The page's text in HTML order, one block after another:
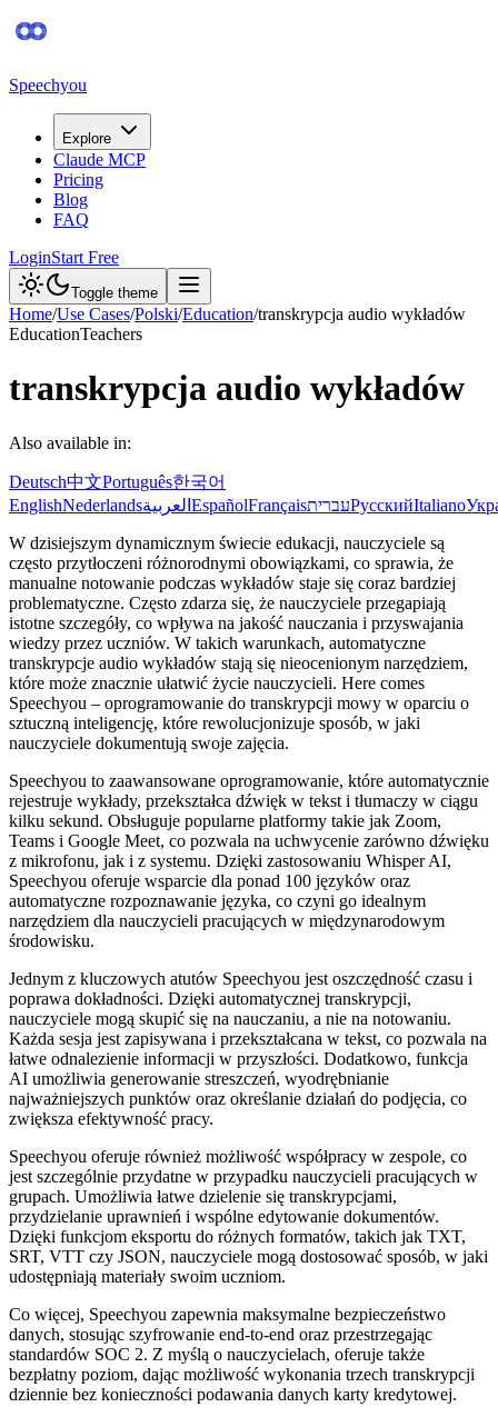
Speechyou
Explore
Claude MCP
Pricing
Blog
FAQ
LoginStart Free
Toggle theme
Home/Use Cases/Polski/Education/transkrypcja audio wykładów
EducationTeachers
transkrypcja audio wykładów
Also available in:
Deutsch中文Português한국어
EnglishNederlandsالعربية EspañolFrançaisעבריתРусскийItaliano
W dzisiejszym dynamicznym świecie edukacji, nauczyciele są
często przytłoczeni różnorodnymi obowiązkami, co sprawia, że
manualne notowanie podczas wykładów staje się coraz bardziej
problematyczne. Często zdarza się, że nauczyciele przegapiają
istotne szczegóły, co wpływa na jakość nauczania i przyswajania
wiedzy przez uczniów. W takich warunkach, automatyczne
transkrypcje audio wykładów stają się nieocenionym narzędziem,
które może znacznie ułatwić życie nauczycieli. Here comes
Speechyou – oprogramowanie do transkrypcji mowy w oparciu o
sztuczną inteligencję, które rewolucjonizuje sposób, w jaki
nauczyciele dokumentują swoje zajęcia.
Speechyou to zaawansowane oprogramowanie, które automatycznie
rejestruje wykłady, przekształca dźwięk w tekst i tłumaczy w ciągu
kilku sekund. Obsługuje popularne platformy takie jak Zoom,
Teams i Google Meet, co pozwala na uchwycenie zarówno dźwięku
z mikrofonu, jak i z systemu. Dzięki zastosowaniu Whisper AI,
Speechyou oferuje wsparcie dla ponad 100 języków oraz
automatyczne rozpoznawanie języka, co czyni go idealnym
narzędziem dla nauczycieli pracujących w międzynarodowym
środowisku.
Jednym z kluczowych atutów Speechyou jest oszczędność czasu i
poprawa dokładności. Dzięki automatycznej transkrypcji,
nauczyciele mogą skupić się na nauczaniu, a nie na notowaniu.
Każda sesja jest zapisywana i przekształcana w tekst, co pozwala na
łatwe odnalezienie informacji w przyszłości. Dodatkowo, funkcja
AI umożliwia generowanie streszczeń, wyodrębnianie
najważniejszych punktów oraz określanie działań do podjęcia, co
zwiększa efektywność pracy.
Speechyou oferuje również możliwość współpracy w zespole, co
jest szczególnie przydatne w przypadku nauczycieli pracujących w
grupach. Umożliwia łatwe dzielenie się transkrypcjami,
przydzielanie uprawnień i wspólne edytowanie dokumentów.
Dzięki funkcjom eksportu do różnych formatów, takich jak TXT,
SRT, VTT czy JSON, nauczyciele mogą dostosować sposób, w jaki
udostępniają materiały swoim uczniom.
Co więcej, Speechyou zapewnia maksymalne bezpieczeństwo
danych, stosując szyfrowanie end-to-end oraz przestrzegając
standardów SOC 2. Z myślą o nauczycielach, oferuje także
bezpłatny poziom, dając możliwość wykonania trzech transkrypcji
dziennie bez konieczności podawania danych karty kredytowej.